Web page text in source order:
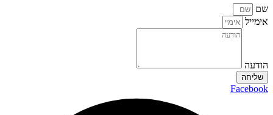
שם
אימייל
הודעה
שליחה
Facebook